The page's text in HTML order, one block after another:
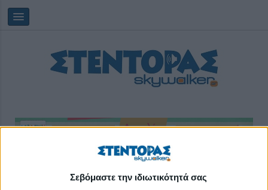
Σεβόμαστε την ιδιωτικότητά σας
Saturday, 08/08/2026 17:48:45